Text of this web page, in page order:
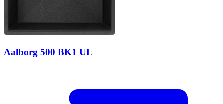
Aalborg 500 BK1 UL